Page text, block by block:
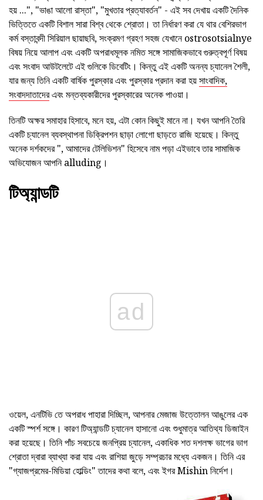
হয় ...", "ভাঙা আলো রাস্তা", "মুখতার প্রত্যাবর্তন" - এই সব দেখায় একটি দৈনিক
ভিত্তিতে একটি বিশাল সারা বিশ্ব থেকে শ্রোতা। তা নির্ধারণ করা যে থার বেশিরভাগ
কর্ম বস্তাবন্দী সিরিয়াল ছায়াছবি, সংক্রমণ গ্রহণ সহজ যেখানে ostrosotsialnye
বিষয় নিয়ে আলাপ এবং একটি অপরাধমূলক নমিত সঙ্গে সামাজিকভাবে গুরুত্বপূর্ণ বিষয়
এবং সংবাদ আউটলেটে এই গুলিকে ডিবেটিং। কিন্তু এই একটি অনন্য চ্যানেল শৈলী,
যার জন্য তিনি একটি বার্ষিক পুরস্কার এবং পুরস্কার প্রদান করা হয়সাংবাদিক,
সংবাদদাতাদেরএবং মন্তব্যকারীদের পুরস্কারের অনেক পাওয়া।
তিনটি অক্ষর সমাহার হিসাবে, মনে হয়, এটা কোন কিছুই মানে না। যখন আপনি তৈরি
একটি চ্যানেল ব্যবস্থাপনা ডিক্রিপশন ছাড়া লোগো ছাড়তে রাজি হয়েছে। কিন্তু
অনেক দর্শকদের ", আমাদের টেলিভিশন" হিসেবে নাম পড়া এইভাবে তার সামাজিক
অভিযোজন আপনি alluding।
টিঅ্যান্ডটি
ad
ওয়েল, এনটিভি তে অপরাধ পাহারা দিচ্ছিল, আপনার মেজাজ উত্তোলন আঙুলের এক
একটি স্পর্শ সঙ্গে। কারণ টিঅ্যান্ডটি চ্যানেল হাসানো এবং শুধুমাত্র আতিথ্য ডিজাইন
করা হয়েছে। তিনি পাঁচ সবচেয়ে জনপ্রিয় চ্যানেল, একাধিক শত দশলক্ষ ভাগের ভাগ
শ্রোতা দ্বারা ব্যাখ্যা করা যায় এবং রাশিয়া জুড়ে সম্প্রচার মধ্যে একজন। তিনি এর
"গ্যাজপ্রমের-মিডিয়া হোল্ডিং" তাদের কথা বলে, এবং ইগর Mishin নির্দেশ।